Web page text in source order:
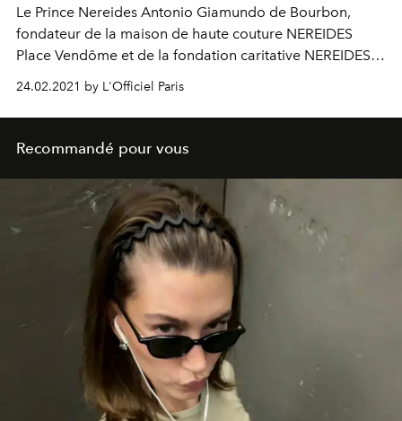
Le Prince Nereides Antonio Giamundo de Bourbon,
fondateur de la maison de haute couture NEREIDES
Place Vendôme et de la fondation caritative NEREIDES
FOUNDATION, dévoile son nouveau projet,
#NereidesForAfrica, alliant le luxe à la philanthropie.
24.02.2021 by L'Officiel Paris
Recommandé pour vous